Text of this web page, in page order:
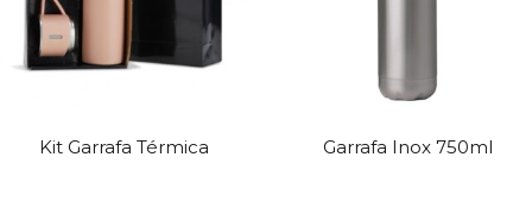
Kit Garrafa Térmica Garrafa Inox 750ml